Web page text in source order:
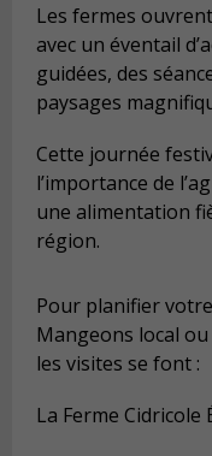
Les fermes
avec un éventail
guidées, des
paysages
Cette journée
l’importance de
une alimentation
région.
Pour planifier
Mangeons local ou
les visites se font :
La Ferme Cidricole